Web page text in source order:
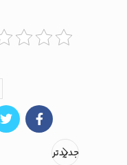
جدیدتر